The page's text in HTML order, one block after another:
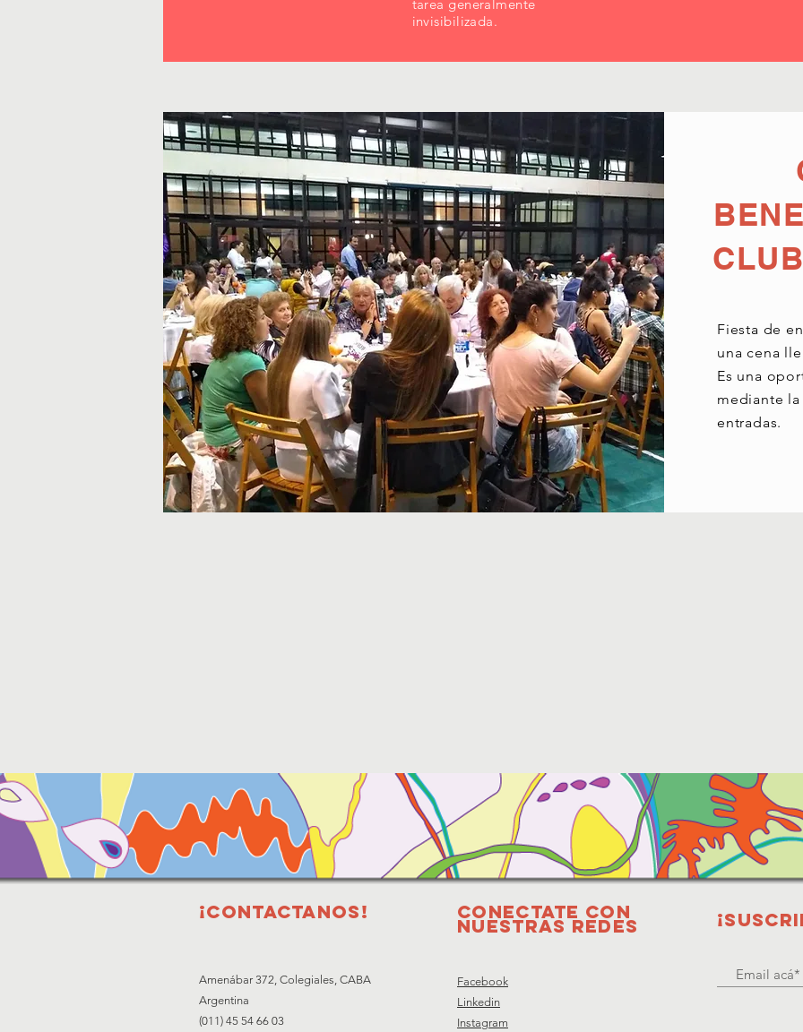
tarea generalmente
invisibilizada.
Fiesta de
una cena
Es una
mediante
entradas.
¡Contactanos!
Amenábar 372, Colegiales, CABA
Argentina
(011) 45 54 66 03
Conectate con
nuestras redes
Facebook
Linkedin
Instagram